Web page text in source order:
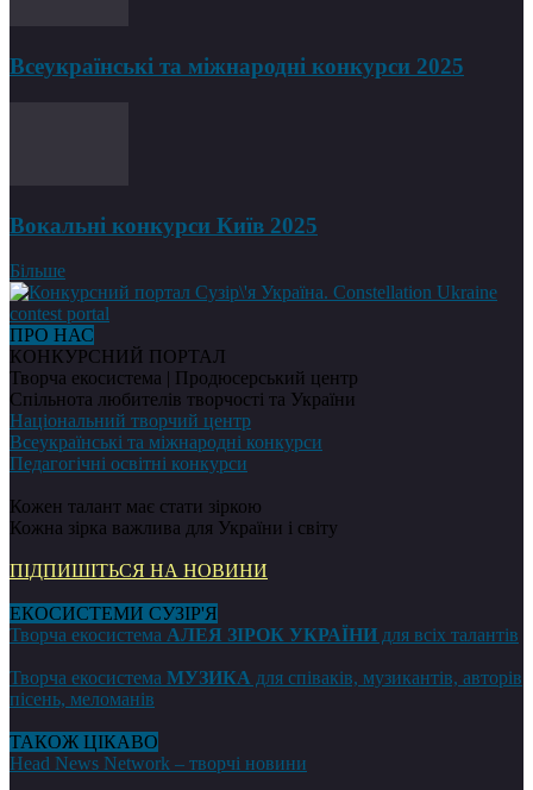
Всеукраїнські та міжнародні конкурси 2025
Вокальні конкурси Київ 2025
Більше
ПРО НАС
КОНКУРСНИЙ ПОРТАЛ
Творча екосистема | Продюсерський центр
Спільнота любителів творчості та України
Національний творчий центр
Всеукраїнські та міжнародні конкурси
Педагогічні освітні конкурси
Кожен талант має стати зіркою
Кожна зірка важлива для України і світу
ПІДПИШІТЬСЯ НА НОВИНИ
ЕКОСИСТЕМИ СУЗІР'Я
Творча екосистема АЛЕЯ ЗІРОК УКРАЇНИ для всіх талантів
Творча екосистема МУЗИКА для співаків, музикантів, авторів
пісень, меломанів
ТАКОЖ ЦІКАВО
Head News Network – творчі новини